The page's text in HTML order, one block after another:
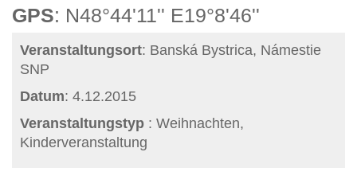
GPS: N48°44'11'' E19°8'46''
Veranstaltungsort: Banská Bystrica, Námestie
SNP
Datum: 4.12.2015
Veranstaltungstyp : Weihnachten,
Kinderveranstaltung